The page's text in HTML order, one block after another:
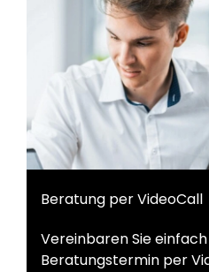
Beratung per VideoCall
Vereinbaren Sie
Beratungstermin per